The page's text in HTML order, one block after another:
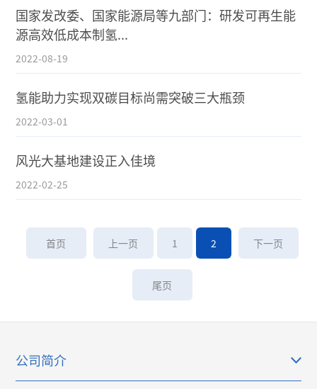
国家发改委、国家能源局等九部门：研发可再生能
源高效低成本制氢...
2022-08-19
氢能助力实现双碳目标尚需突破三大瓶颈
2022-03-01
风光大基地建设正入佳境
2022-02-25
首页 上一页 1 2 下一页
尾页
公司简介